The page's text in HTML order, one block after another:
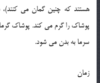
هستند که چنين گمان مي
پوشاک را گرم مي کند. پوشاک
سرما به بدن مي شود.
زمان